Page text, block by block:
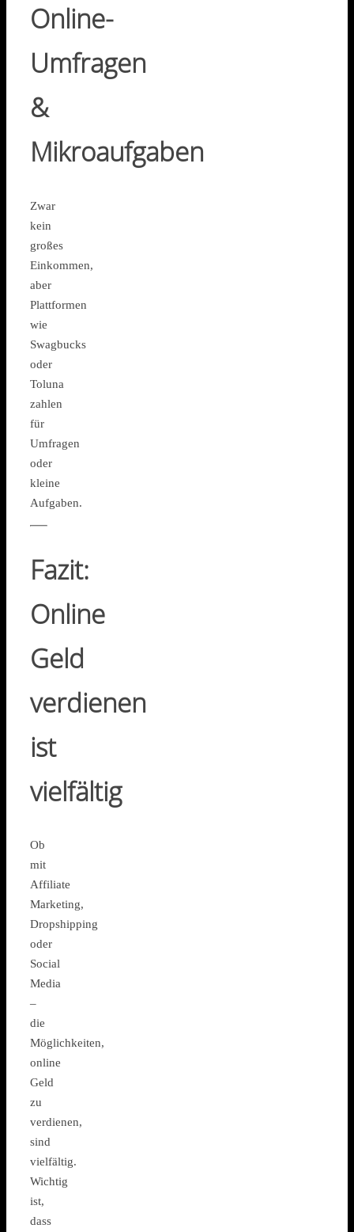
Online-
Umfragen
&
Mikroaufgaben
Zwar
kein
großes
Einkommen,
aber
Plattformen
wie
Swagbucks
oder
Toluna
zahlen
für
Umfragen
oder
kleine
Aufgaben.
Fazit:
Online
Geld
verdienen
ist
vielfältig
Ob
mit
Affiliate
Marketing,
Dropshipping
oder
Social
Media
–
die
Möglichkeiten,
online
Geld
zu
verdienen,
sind
vielfältig.
Wichtig
ist,
dass